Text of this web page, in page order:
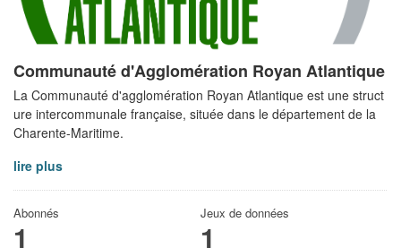
Communauté d'Agglomération Royan Atlantique
La Communauté d'agglomération Royan Atlantique est une struct
ure intercommunale française, située dans le département de la
Charente-Maritime.
lire plus
Abonnés
1
Jeux de données
1